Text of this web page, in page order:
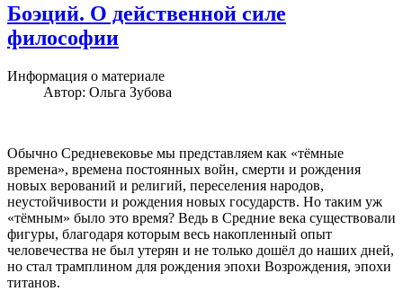
Боэций. О действенной силе
философии
Информация о материале
Автор: Ольга Зубова
Обычно Средневековье мы представляем как «тёмные
времена», времена постоянных войн, смерти и рождения
новых верований и религий, переселения народов,
неустойчивости и рождения новых государств. Но таким уж
«тёмным» было это время? Ведь в Средние века существовали
фигуры, благодаря которым весь накопленный опыт
человечества не был утерян и не только дошёл до наших дней,
но стал трамплином для рождения эпохи Возрождения, эпохи
титанов.